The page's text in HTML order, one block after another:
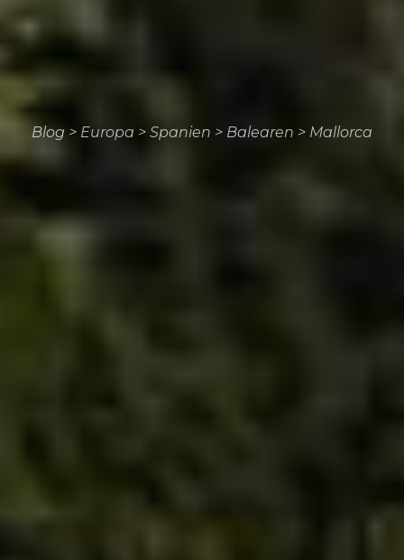
Blog > Europa > Spanien > Balearen > Mallorca